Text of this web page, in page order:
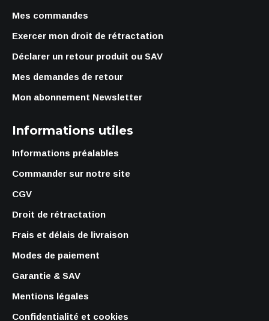
Mes commandes
Exercer mon droit de rétractation
Déclarer un retour produit ou SAV
Mes demandes de retour
Mon abonnement Newsletter
Informations utiles
Informations préalables
Commander sur notre site
CGV
Droit de rétractation
Frais et délais de livraison
Modes de paiement
Garantie & SAV
Mentions légales
Confidentialité et cookies